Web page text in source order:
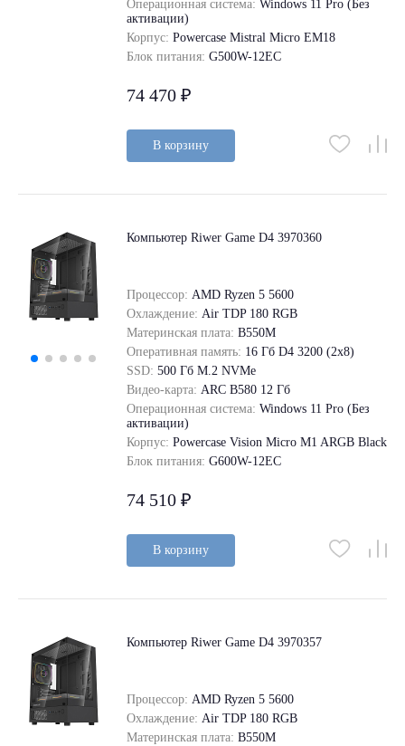
Операционная система: Windows 11 Pro (Без
активации)
Корпус: Powercase Mistral Micro EM18
Блок питания: G500W-12EC
74 470 ₽
В корзину
Компьютер Riwer Game D4 3970360
Процессор: AMD Ryzen 5 5600
Охлаждение: Air TDP 180 RGB
Материнская плата: B550M
Оперативная память: 16 Гб D4 3200 (2x8)
SSD: 500 Гб M.2 NVMe
Видео-карта: ARC B580 12 Гб
Операционная система: Windows 11 Pro (Без
активации)
Корпус: Powercase Vision Micro M1 ARGB Black
Блок питания: G600W-12EC
74 510 ₽
В корзину
Компьютер Riwer Game D4 3970357
Процессор: AMD Ryzen 5 5600
Охлаждение: Air TDP 180 RGB
Материнская плата: B550M